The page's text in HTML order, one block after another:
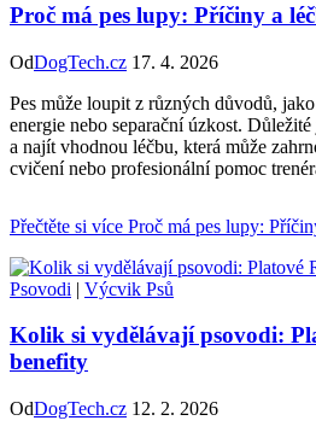
Proč má pes lupy: Příčiny a
OdDogTech.cz 17. 4. 2026
Pes může loupit z různých důvodů,
energie nebo separační úzkost.
a najít vhodnou léčbu, která může
cvičení nebo profesionální pomoc
Přečtěte si více Proč má pes lupy:
Psovodi | Výcvik Psů
Kolik si vydělávají psovodi:
benefity
OdDogTech.cz 12. 2. 2026